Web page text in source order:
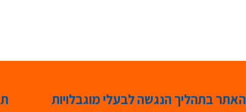
האתר בתהליך הנגשה לבעלי מוגבלויות